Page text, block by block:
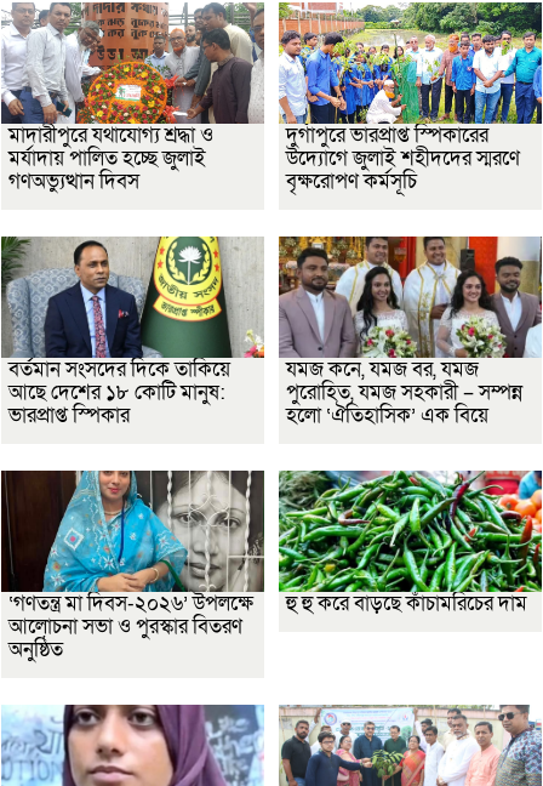
মাদারীপুরে যথাযোগ্য শ্রদ্ধা ও
মর্যাদায় পালিত হচ্ছে জুলাই
গণঅভ্যুত্থান দিবস
দুর্গাপুরে ভারপ্রাপ্ত স্পিকারের
উদ্যোগে জুলাই শহীদদের স্মরণে
বৃক্ষরোপণ কর্মসূচি
বর্তমান সংসদের দিকে তাকিয়ে
আছে দেশের ১৮ কোটি মানুষ:
ভারপ্রাপ্ত স্পিকার
যমজ কনে, যমজ বর, যমজ
পুরোহিত, যমজ সহকারী – সম্পন্ন
হলো ‘ঐতিহাসিক’ এক বিয়ে
‘গণতন্ত্র মা দিবস-২০২৬’ উপলক্ষে
আলোচনা সভা ও পুরস্কার বিতরণ
অনুষ্ঠিত
হু হু করে বাড়ছে কাঁচামরিচের দাম